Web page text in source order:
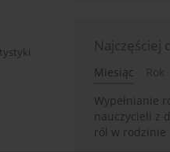
Najczęściej
Miesiąc
Rok
Wypełnianie
nauczycieli z
ról w rodzinie